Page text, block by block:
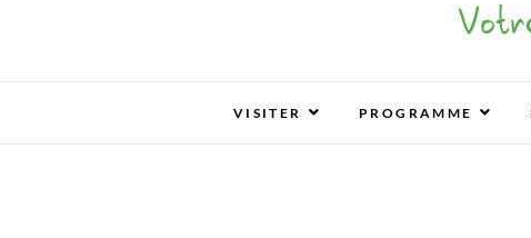
Z&B Bordeaux
ZEN & BIO : VOS SALONS BIO, BIEN-ÊTRE
VISITER PROGRAMME